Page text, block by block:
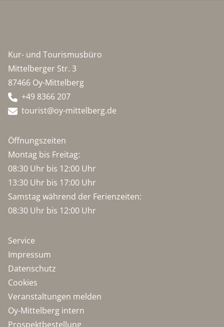
Kur- und Tourismusbüro
Mittelberger Str. 3
87466 Oy-Mittelberg
+49 8366 207
tourist@oy-mittelberg.de
Öffnungszeiten
Montag bis Freitag:
08:30 Uhr bis 12:00 Uhr
13:30 Uhr bis 17:00 Uhr
Samstag während der Ferienzeiten:
08:30 Uhr bis 12:00 Uhr
Service
Impressum
Datenschutz
Cookies
Veranstaltungen melden
Oy-Mittelberg intern
Prospektbestellung